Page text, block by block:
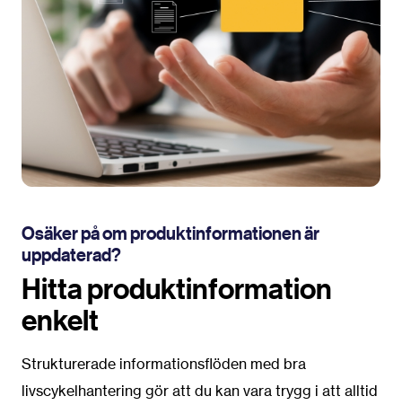
Osäker på om produktinformationen är
uppdaterad?
Hitta produktinformation
enkelt
Strukturerade informationsflöden med bra
livscykelhantering gör att du kan vara trygg i att alltid